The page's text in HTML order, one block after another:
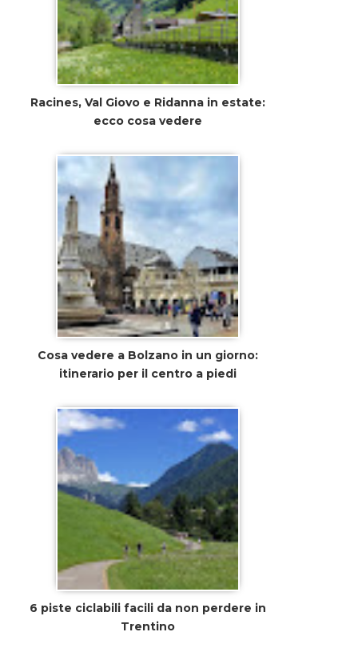
Racines, Val Giovo e Ridanna in estate:
ecco cosa vedere
Cosa vedere a Bolzano in un giorno:
itinerario per il centro a piedi
6 piste ciclabili facili da non perdere in
Trentino